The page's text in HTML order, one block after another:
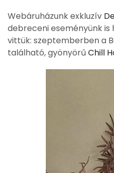
Webáruházunk exkluzív
debreceni eseményünk
vittük: szeptemberben a
található, gyönyörű Chill